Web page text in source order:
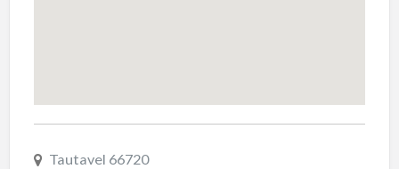
Tautavel 66720